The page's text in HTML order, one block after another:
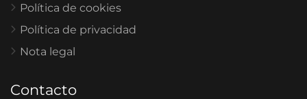
Política de cookies
Política de privacidad
Nota legal
Contacto